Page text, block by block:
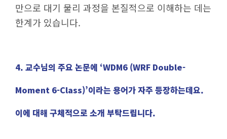
만으로 대기 물리 과정을 본질적으로 이해하는 데는
한계가 있습니다.
4. 교수님의 주요 논문에 ‘WDM6 (WRF Double-
Moment 6-Class)’이라는 용어가 자주 등장하는데요.
이에 대해 구체적으로 소개 부탁드립니다.